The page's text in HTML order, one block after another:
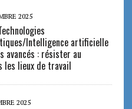
2025
Intelligence artificielle
avancés : résister au
les lieux de travail
2025